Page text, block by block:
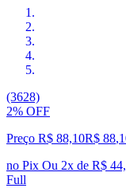
(3628)
2% OFF
Preço R$ 88,10R$ 88,
no Pix Ou 2x de R$
Full